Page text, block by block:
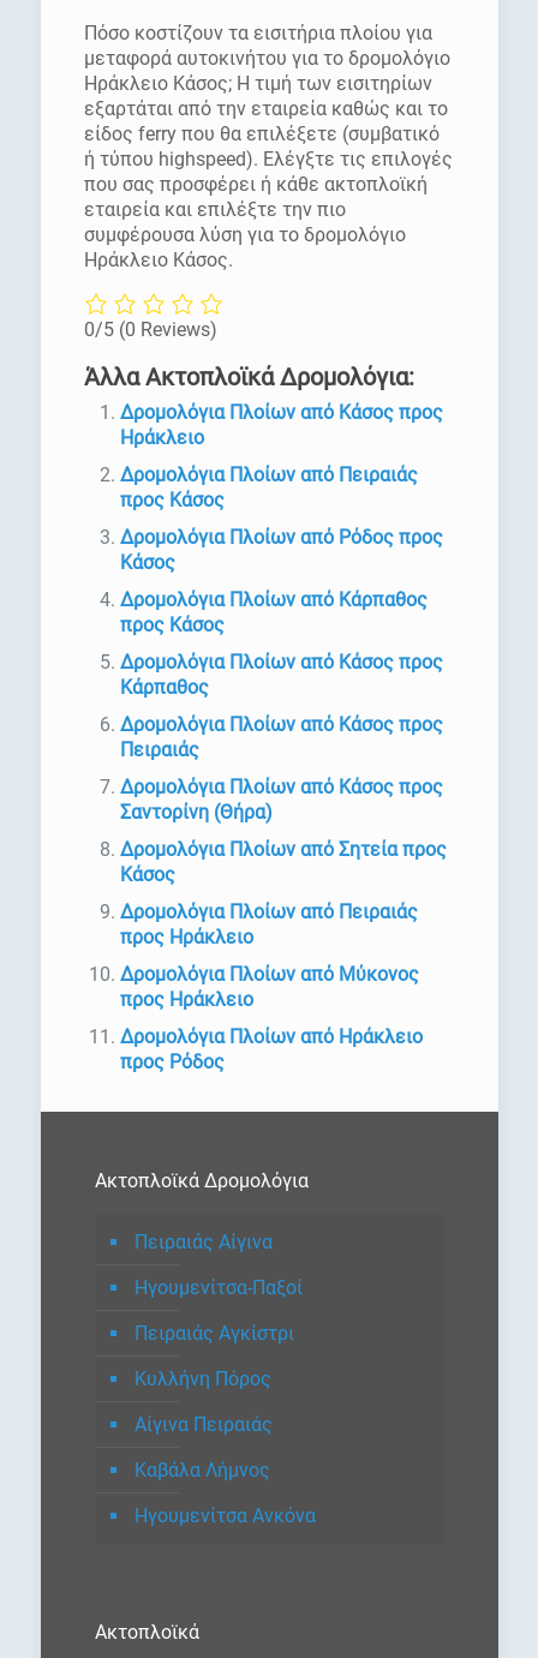
Πόσο κοστίζουν τα εισιτήρια πλοίου για
μεταφορά αυτοκινήτου για το δρομολόγιο
Ηράκλειο Κάσος; Η τιμή των εισιτηρίων
εξαρτάται από την εταιρεία καθώς και το
είδος ferry που θα επιλέξετε (συμβατικό
ή τύπου highspeed). Ελέγξτε τις επιλογές
που σας προσφέρει ή κάθε ακτοπλοϊκή
εταιρεία και επιλέξτε την πιο
συμφέρουσα λύση για το δρομολόγιο
Ηράκλειο Κάσος.
0/5 (0 Reviews)
Άλλα Ακτοπλοϊκά Δρομολόγια:
Δρομολόγια Πλοίων από Κάσος προς
Ηράκλειο
Δρομολόγια Πλοίων από Πειραιάς
προς Κάσος
Δρομολόγια Πλοίων από Ρόδος προς
Κάσος
Δρομολόγια Πλοίων από Κάρπαθος
προς Κάσος
Δρομολόγια Πλοίων από Κάσος προς
Κάρπαθος
Δρομολόγια Πλοίων από Κάσος προς
Πειραιάς
Δρομολόγια Πλοίων από Κάσος προς
Σαντορίνη (Θήρα)
Δρομολόγια Πλοίων από Σητεία προς
Κάσος
Δρομολόγια Πλοίων από Πειραιάς
προς Ηράκλειο
Δρομολόγια Πλοίων από Μύκονος
προς Ηράκλειο
Δρομολόγια Πλοίων από Ηράκλειο
προς Ρόδος
Ακτοπλοϊκά Δρομολόγια
Πειραιάς Αίγινα
Ηγουμενίτσα-Παξοί
Πειραιάς Αγκίστρι
Κυλλήνη Πόρος
Αίγινα Πειραιάς
Καβάλα Λήμνος
Ηγουμενίτσα Ανκόνα
Ακτοπλοϊκά